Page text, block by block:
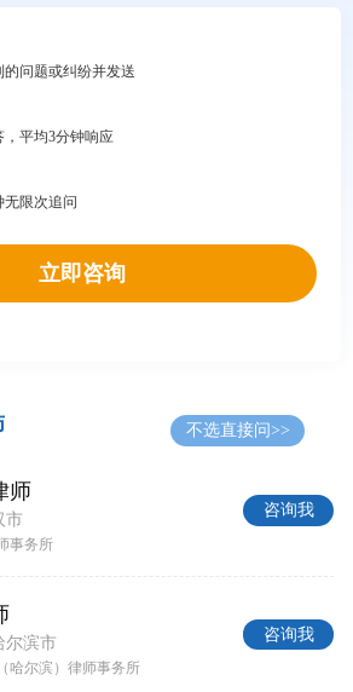
问题或纠纷并发送
平均3分钟响应
无限次追问
立即咨询
不选直接问>>
师
市
事务所
咨询我
尔滨市
哈尔滨）律师事务所
咨询我